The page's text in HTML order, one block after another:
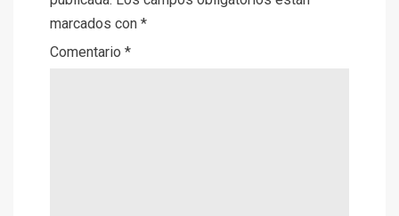
marcados con *
Comentario *